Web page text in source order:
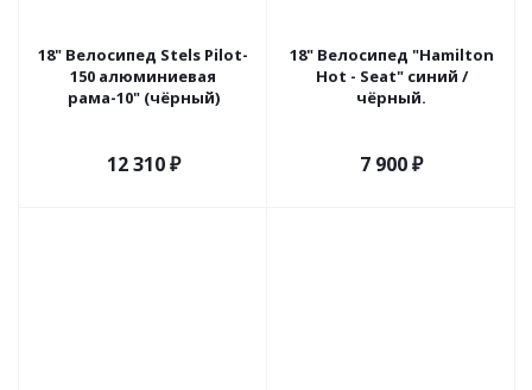
18" Велосипед Stels Pilot-
150 алюминиевая
рама-10" (чёрный)
12 310₽
18" Велосипед "Hamilton
Hot - Seat" синий /
чёрный.
7 900₽